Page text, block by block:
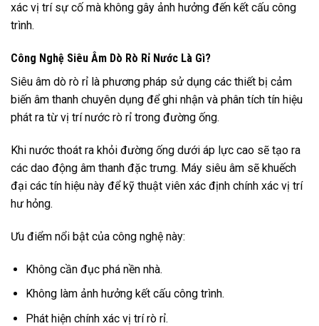
xác vị trí sự cố mà không gây ảnh hưởng đến kết cấu công
trình.
Công Nghệ Siêu Âm Dò Rò Rỉ Nước Là Gì?
Siêu âm dò rò rỉ là phương pháp sử dụng các thiết bị cảm
biến âm thanh chuyên dụng để ghi nhận và phân tích tín hiệu
phát ra từ vị trí nước rò rỉ trong đường ống.
Khi nước thoát ra khỏi đường ống dưới áp lực cao sẽ tạo ra
các dao động âm thanh đặc trưng. Máy siêu âm sẽ khuếch
đại các tín hiệu này để kỹ thuật viên xác định chính xác vị trí
hư hỏng.
Ưu điểm nổi bật của công nghệ này:
Không cần đục phá nền nhà.
Không làm ảnh hưởng kết cấu công trình.
Phát hiện chính xác vị trí rò rỉ.